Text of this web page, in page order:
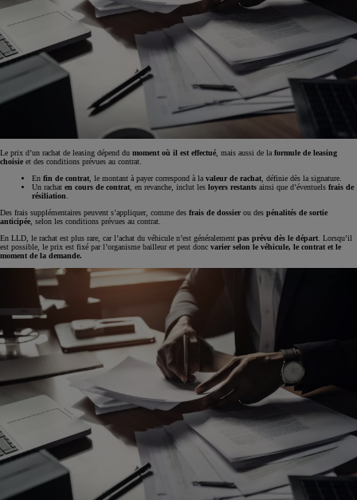
Le prix d’un rachat de leasing dépend du moment où il est effectué , mais aussi de la formule de leasing
choisie et des conditions prévues au contrat.
En fin de contrat , le montant à payer correspond à la valeur de rachat , définie dès la signature.
Un rachat en cours de contrat , en revanche, inclut les loyers restants ainsi que d’éventuels frais de
résiliation
Des frais supplémentaires peuvent s’appliquer, comme des frais de dossierou des pénalités de sortie
anticipée , selon les conditions prévues au contrat.
En LLD, le rachat est plus rare, car l’achat du véhicule n’est généralement pas prévu dès le départ . Lorsqu’il
est possible, le prix est fixé par l’organisme bailleur et peut donc varier selon le véhicule, le contrat et le
moment de la demande.